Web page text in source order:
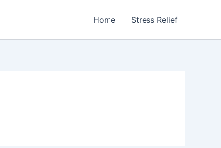
Home Stress Relief